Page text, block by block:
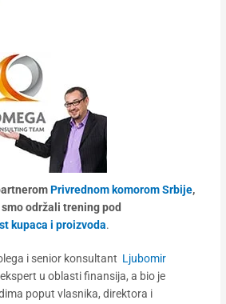
Privrednom komorom Srbije,
održali trening pod
kupaca i proizvoda.
i senior konsultant Ljubomir
u oblasti finansija, a bio je
poput vlasnika, direktora i